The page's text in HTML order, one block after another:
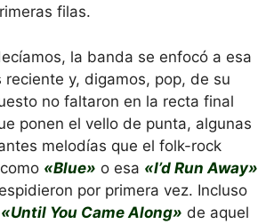
filas.
la banda se enfocó a esa
reciente y, digamos, pop, de su
no faltaron en la recta final
ponen el vello de punta, algunas
melodías que el folk-rock
«Blue» o esa «I’d Run Away»
por primera vez. Incluso
«Until You Came Along» de aquel